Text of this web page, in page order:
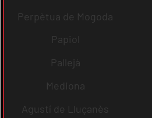
Perpètua de Mogoda
Papiol
Pallejà
Mediona
Agustí de Lluçanès